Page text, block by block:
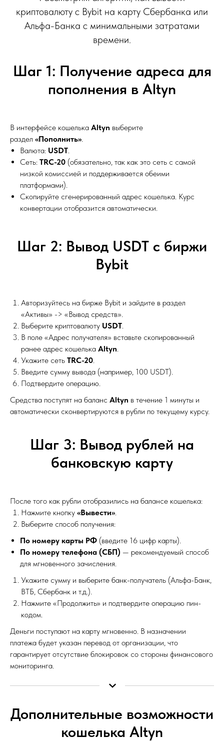
криптовалюту с Bybit на карту Сбербанка или
Альфа-Банка с минимальными затратами
времени.
Шаг 1: Получение адреса для
пополнения в Altyn
В интерфейсе кошелька Altyn выберите
раздел «Пополнить».
Валюта: USDT.
Сеть: TRC-20 (обязательно, так как это сеть с самой
низкой комиссией и поддерживается обеими
платформами).
Скопируйте сгенерированный адрес кошелька. Курс
конвертации отобразится автоматически.
Шаг 2: Вывод USDT с биржи
Bybit
Авторизуйтесь на бирже Bybit и зайдите в раздел
«Активы» -> «Вывод средств».
Выберите криптовалюту USDT.
В поле «Адрес получателя» вставьте скопированный
ранее адрес кошелька Altyn.
Укажите сеть TRC-20.
Введите сумму вывода (например, 100 USDT).
Подтвердите операцию.
Средства поступят на баланс Altyn в течение 1 минуты и
автоматически сконвертируются в рубли по текущему курсу.
Шаг 3: Вывод рублей на
банковскую карту
После того как рубли отобразились на балансе кошелька:
Нажмите кнопку «Вывести».
Выберите способ получения:
По номеру карты РФ (введите 16 цифр карты).
По номеру телефона (СБП) — рекомендуемый способ
для мгновенного зачисления.
Укажите сумму и выберите банк-получатель (Альфа-Банк,
ВТБ, Сбербанк и т.д.).
Нажмите «Продолжить» и подтвердите операцию пин-
кодом.
Деньги поступают на карту мгновенно. В назначении
платежа будет указан перевод от организации, что
гарантирует отсутствие блокировок со стороны финансового
мониторинга.
Дополнительные возможности
кошелька Altyn